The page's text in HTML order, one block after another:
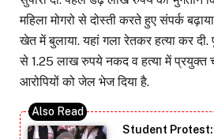
महिला मोगरो से दोस्ती करते हुए संपर्क
खेत में बुलाया. यहां गला रेतकर हत्या कर
से 1.25 लाख रुपये नकद व हत्या में प्रयुक्त
आरोपियों को जेल भेज दिया है.
Student Protest: